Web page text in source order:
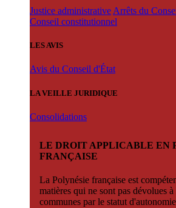
Justice administrative Arrêts du
Conseil constitutionnel
LES AVIS
Avis du Conseil d'État
LA VEILLE JURIDIQUE
Consolidations
LE DROIT APPLICABLE EN
FRANÇAISE
La Polynésie française est
matières qui ne sont pas dévolues
communes par le statut